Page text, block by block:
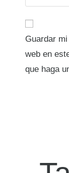
Guardar
web en
que haga